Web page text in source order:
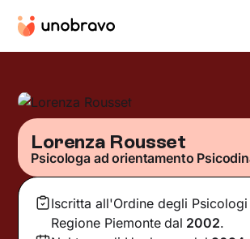
Lorenza Rousset
Psicologa ad orientamento
Iscritta all'Ordine degli
Regione Piemonte dal 2002.